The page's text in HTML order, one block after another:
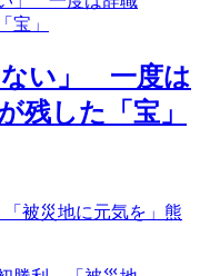
ない」 一度は
した「宝」
被災地に元気を」熊